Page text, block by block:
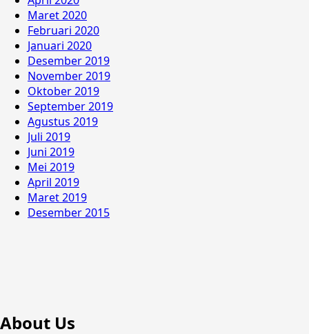
Maret 2020
Februari 2020
Januari 2020
Desember 2019
November 2019
Oktober 2019
September 2019
Agustus 2019
Juli 2019
Juni 2019
Mei 2019
April 2019
Maret 2019
Desember 2015
About Us